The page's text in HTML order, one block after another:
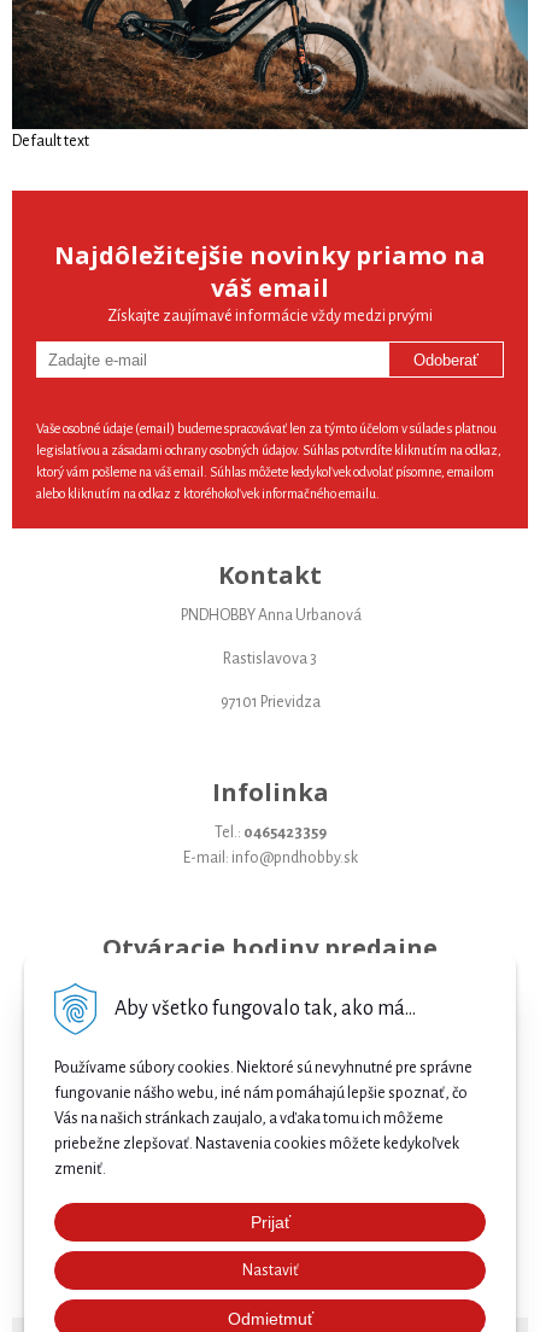
Aby všetko fungovalo tak, ako má...
Používame súbory cookies. Niektoré sú nevyhnutné pre správne
fungovanie nášho webu, iné nám pomáhajú lepšie spoznať, čo
Vás na našich stránkach zaujalo, a vďaka tomu ich môžeme
priebežne zlepšovať. Nastavenia cookies môžete kedykoľvek
zmeniť.
Prijať
Nastaviť
Odmietmuť
Default text
Najdôležitejšie novinky priamo na
váš email
Získajte zaujímavé informácie vždy medzi prvými
Odoberať
Vaše osobné údaje (email) budeme spracovávať len za týmto účelom v súlade s platnou
legislatívou a zásadami ochrany osobných údajov. Súhlas potvrdíte kliknutím na odkaz,
ktorý vám pošleme na váš email. Súhlas môžete kedykoľvek odvolať písomne, emailom
alebo kliknutím na odkaz z ktoréhokoľvek informačného emailu.
Kontakt
PNDHOBBY Anna Urbanová
Rastislavova 3
97101 Prievidza
Infolinka
Tel.: 0465423359
E-mail: info@pndhobby.sk
Otváracie hodiny predajne
Streda 09-17
Štvrtok 09-17
Sobota 09-12
Nedeľa Zatvorené
Najnižšia cena .
Našli ste nižšiu cenu e-biku? Prekonáme ju! 🔥 Pošlite
nám ponuku a získajte ešte lepšiu cenu. 🚴⚡